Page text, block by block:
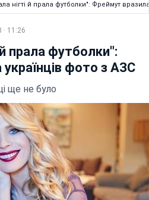
нігті й прала футболки": Фреймут
11:26
прала футболки":
фото з АЗС
ще не було